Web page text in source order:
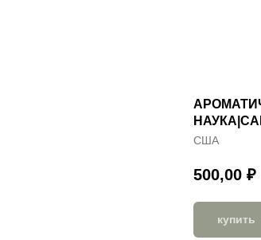
США
500,00 ₽
купить